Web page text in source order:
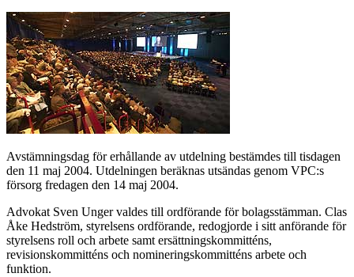
Avstämningsdag för erhållande av utdelning bestämdes till tisdagen
den 11 maj 2004. Utdelningen beräknas utsändas genom VPC:s
försorg fredagen den 14 maj 2004.
Advokat Sven Unger valdes till ordförande för bolagsstämman. Clas
Åke Hedström, styrelsens ordförande, redogjorde i sitt anförande för
styrelsens roll och arbete samt ersättningskommitténs,
revisionskommitténs och nomineringskommitténs arbete och
funktion.